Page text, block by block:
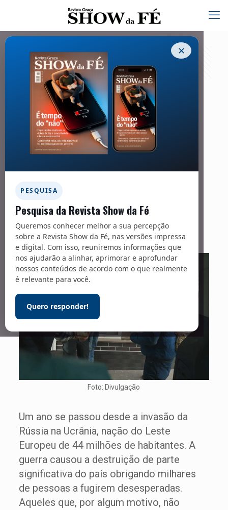
✕
PESQUISA
Pesquisa da Revista Show da Fé
Queremos conhecer melhor a sua percepção
sobre a Revista Show da Fé, nas versões impressa
e digital. Com isso, reuniremos informações que
nos ajudarão a alinhar, aprimorar e aprofundar
nossos conteúdos de acordo com o que realmente
é relevante para você.
Quero responder!
Missões – 283
10/02/2023
COMPARTILHE
Igreja na guerra
Foto: Divulgação
Um ano se passou desde a invasão da
Rússia na Ucrânia, nação do Leste
Europeu de 44 milhões de habitantes. A
guerra causou a destruição de parte
significativa do país obrigando milhares
de pessoas a fugirem desesperadas.
Aqueles que, por algum motivo, não